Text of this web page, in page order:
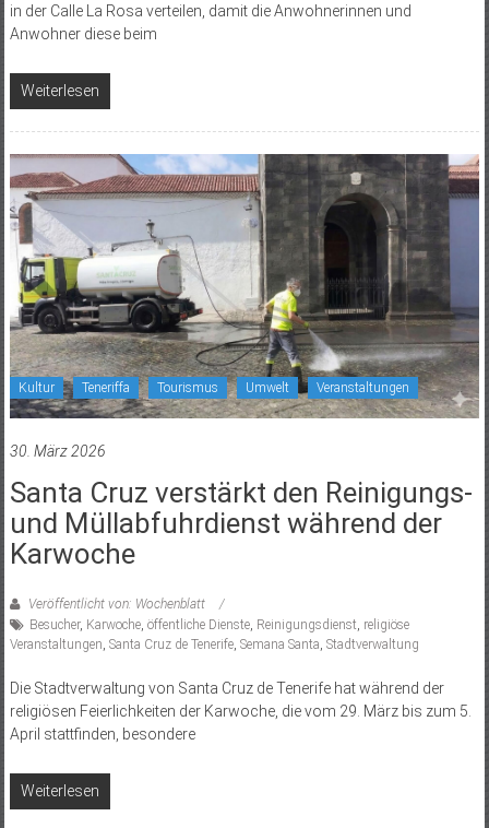
in der Calle La Rosa verteilen, damit die Anwohnerinnen und
Anwohner diese beim
Weiterlesen
Kultur Teneriffa Tourismus Umwelt Veranstaltungen
30. März 2026
Santa Cruz verstärkt den Reinigungs-
und Müllabfuhrdienst während der
Karwoche
Veröffentlicht von: Wochenblatt
Besucher, Karwoche, öffentliche Dienste, Reinigungsdienst, religiöse
Veranstaltungen, Santa Cruz de Tenerife, Semana Santa, Stadtverwaltung
Die Stadtverwaltung von Santa Cruz de Tenerife hat während der
religiösen Feierlichkeiten der Karwoche, die vom 29. März bis zum 5.
April stattfinden, besondere
Weiterlesen